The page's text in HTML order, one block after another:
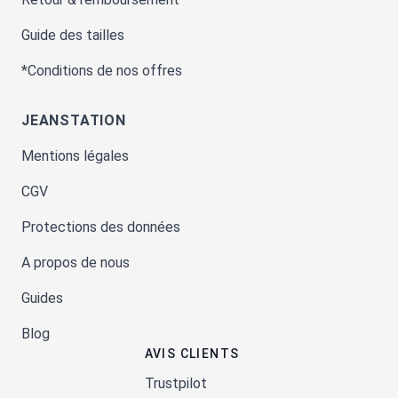
Guide des tailles
*Conditions de nos offres
JEANSTATION
Mentions légales
CGV
Protections des données
A propos de nous
Guides
Blog
AVIS CLIENTS
Trustpilot